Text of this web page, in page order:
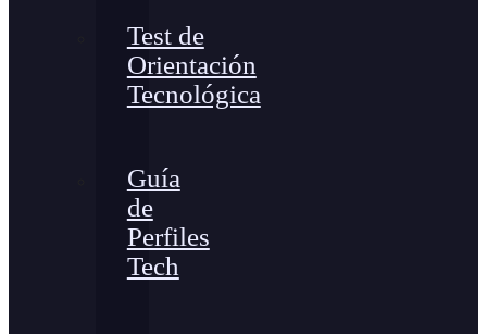
Test de
Orientación
Tecnológica
Guía
de
Perfiles
Tech